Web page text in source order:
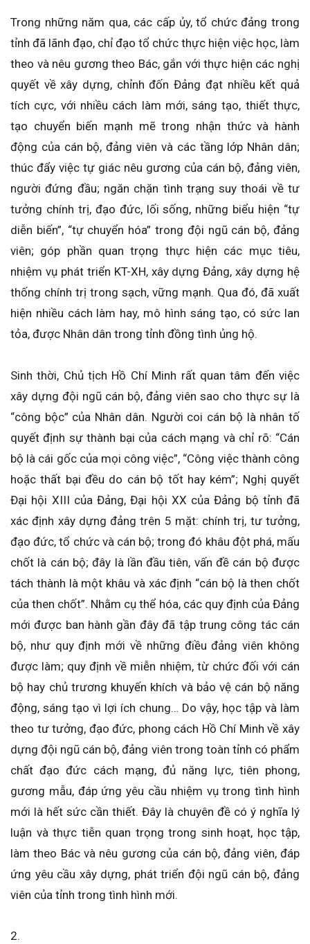
Trong những năm qua, các cấp ủy, tổ chức đảng trong
tỉnh đã lãnh đạo, chỉ đạo tổ chức thực hiện việc học, làm
theo và nêu gương theo Bác, gắn với thực hiện các nghị
quyết về xây dựng, chỉnh đốn Đảng đạt nhiều kết quả
tích cực, với nhiều cách làm mới, sáng tạo, thiết thực,
tạo chuyển biến mạnh mẽ trong nhận thức và hành
động của cán bộ, đảng viên và các tầng lớp Nhân dân;
thúc đẩy việc tự giác nêu gương của cán bộ, đảng viên,
người đứng đầu; ngăn chặn tình trạng suy thoái về tư
tưởng chính trị, đạo đức, lối sống, những biểu hiện “tự
diễn biến”, “tự chuyển hóa” trong đội ngũ cán bộ, đảng
viên; góp phần quan trọng thực hiện các mục tiêu,
nhiệm vụ phát triển KT-XH, xây dựng Đảng, xây dựng hệ
thống chính trị trong sạch, vững mạnh. Qua đó, đã xuất
hiện nhiều cách làm hay, mô hình sáng tạo, có sức lan
tỏa, được Nhân dân trong tỉnh đồng tình ủng hộ.
Sinh thời, Chủ tịch Hồ Chí Minh rất quan tâm đến việc
xây dựng đội ngũ cán bộ, đảng viên sao cho thực sự là
“công bộc” của Nhân dân. Người coi cán bộ là nhân tố
quyết định sự thành bại của cách mạng và chỉ rõ: “Cán
bộ là cái gốc của mọi công việc”, “Công việc thành công
hoặc thất bại đều do cán bộ tốt hay kém”; Nghị quyết
Đại hội XIII của Đảng, Đại hội XX của Đảng bộ tỉnh đã
xác định xây dựng đảng trên 5 mặt: chính trị, tư tưởng,
đạo đức, tổ chức và cán bộ; trong đó khâu đột phá, mấu
chốt là cán bộ; đây là lần đầu tiên, vấn đề cán bộ được
tách thành là một khâu và xác định “cán bộ là then chốt
của then chốt”. Nhằm cụ thể hóa, các quy định của Đảng
mới được ban hành gần đây đã tập trung công tác cán
bộ, như quy định mới về những điều đảng viên không
được làm; quy định về miễn nhiệm, từ chức đối với cán
bộ hay chủ trương khuyến khích và bảo vệ cán bộ năng
động, sáng tạo vì lợi ích chung… Do vậy, học tập và làm
theo tư tưởng, đạo đức, phong cách Hồ Chí Minh về xây
dựng đội ngũ cán bộ, đảng viên trong toàn tỉnh có phẩm
chất đạo đức cách mạng, đủ năng lực, tiên phong,
gương mẫu, đáp ứng yêu cầu nhiệm vụ trong tình hình
mới là hết sức cần thiết. Đây là chuyên đề có ý nghĩa lý
luận và thực tiễn quan trọng trong sinh hoạt, học tập,
làm theo Bác và nêu gương của cán bộ, đảng viên, đáp
ứng yêu cầu xây dựng, phát triển đội ngũ cán bộ, đảng
viên của tỉnh trong tình hình mới.
2.